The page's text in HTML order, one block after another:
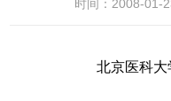
时间：2008-01-
北京医科大